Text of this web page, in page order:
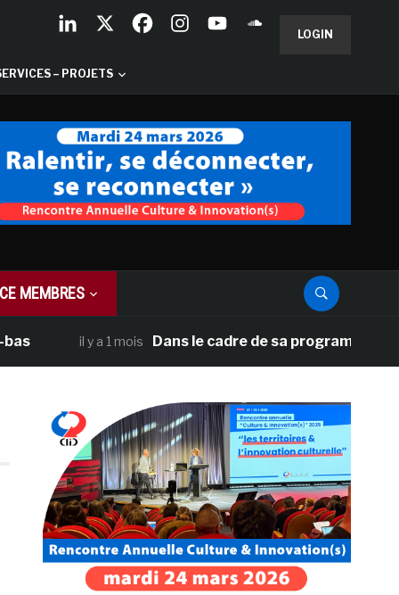
LOGIN
– PROJETS
MEMBRES
il y a 1 mois Dans le cadre de sa programmation